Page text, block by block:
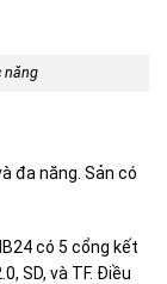
năng
đa năng. Sản có
có 5 cổng kết
SD, và TF. Điều